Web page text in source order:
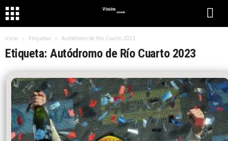
Inicio Etiquetas Autódromo de Río Cuarto 2023
Etiqueta: Autódromo de Río Cuarto 2023